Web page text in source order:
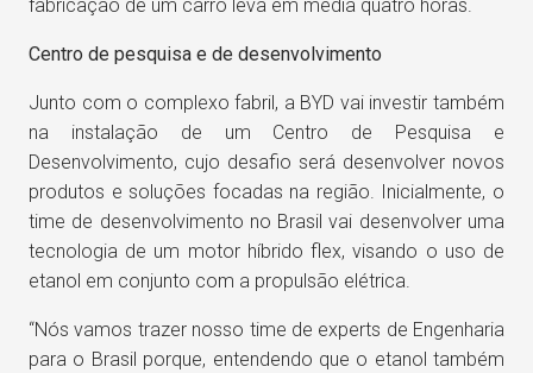
fabricação de um carro leva em média quatro horas.
Centro de pesquisa e de desenvolvimento
Junto com o complexo fabril, a BYD vai investir também
na instalação de um Centro de Pesquisa e
Desenvolvimento, cujo desafio será desenvolver novos
produtos e soluções focadas na região. Inicialmente, o
time de desenvolvimento no Brasil vai desenvolver uma
tecnologia de um motor híbrido flex, visando o uso de
etanol em conjunto com a propulsão elétrica.
“Nós vamos trazer nosso time de experts de Engenharia
para o Brasil porque, entendendo que o etanol também